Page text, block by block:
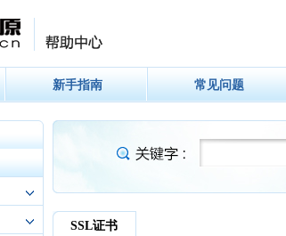
新手指南 常见问题